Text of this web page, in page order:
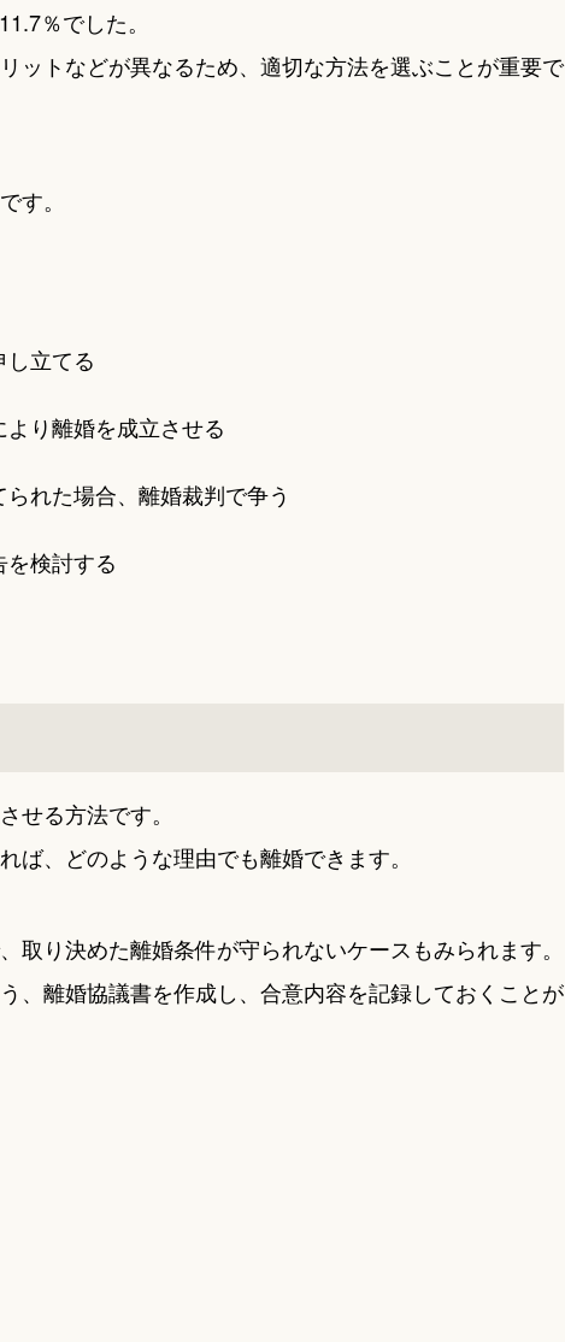
％でした。
ットなどが異なるため、適切な方法を選ぶことが重要で
す。
立てる
り離婚を成立させる
れた場合、離婚裁判で争う
検討する
せる方法です。
、どのような理由でも離婚できます。
り決めた離婚条件が守られないケースもみられます。
、離婚協議書を作成し、合意内容を記録しておくことが